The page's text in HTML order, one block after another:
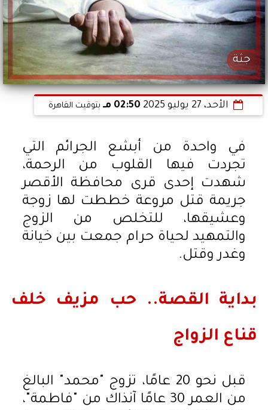
جثة
الأحد، 27 يوليو 2025 02:50 مـ بتوقيت القاهرة
في واحدة من أبشع الجرائم التي
تجردت فيها القلوب من الرحمة،
شهدت إحدى قرى محافظة الأقصر
جريمة قتل مروعة خططت لها زوجة
وعشيقها، للتخلص من الزوج
والتمهيد لحياة حرام جمعت بين خيانة
وغدر وقتل.
بداية القصة.. حب مزيف خلف
قناع الزواج
قبل نحو 20 عامًا، تزوج "محمد" البالغ
من العمر 30 عامًا آنذاك من "فاطمة"،